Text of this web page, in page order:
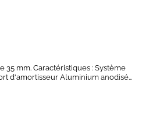
35 mm. Caractéristiques : Système
d'amortisseur Aluminium anodisé...